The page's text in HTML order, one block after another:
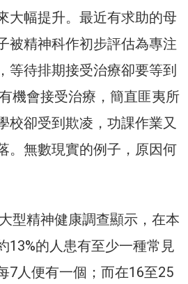
大幅提升。最近有求助的母
被精神科作初步評估為專注
等待排期接受治療卻要等到
機會接受治療，簡直匪夷所
校卻受到欺凌，功課作業又
。無數現實的例子，原因何
型精神健康調查顯示，在本
13%的人患有至少一種常見
7人便有一個；而在16至25